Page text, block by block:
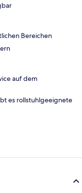
Bereichen
auf dem
es rollstuhlgeeignete